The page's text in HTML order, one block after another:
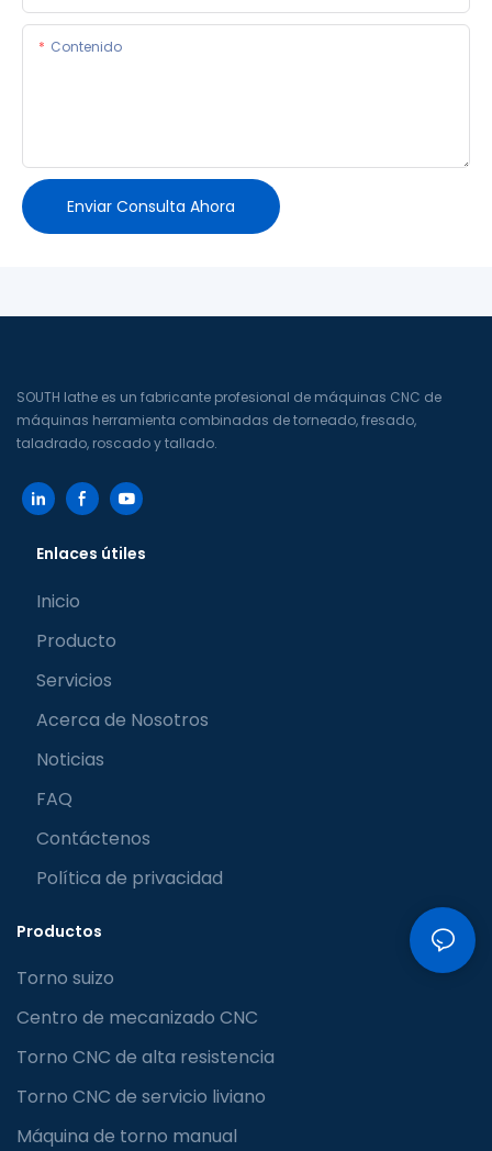
Contenido
Enviar Consulta Ahora
SOUTH lathe es un fabricante profesional de máquinas CNC de
máquinas herramienta combinadas de torneado, fresado,
taladrado, roscado y tallado.
Enlaces útiles
Inicio
Producto
Servicios
Acerca de Nosotros
Noticias
FAQ
Contáctenos
Política de privacidad
Productos
Torno suizo
Centro de mecanizado CNC
Torno CNC de alta resistencia
Torno CNC de servicio liviano
Máquina de torno manual